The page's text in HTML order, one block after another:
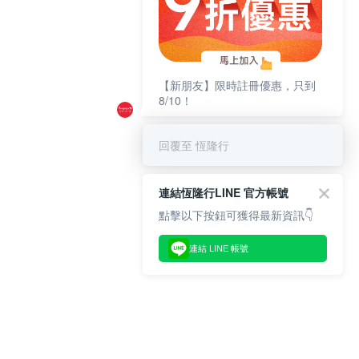
【新朋友】限時註冊優惠，只到
8/10！
回覆至 恆隆行
連結恆隆行LINE 官方帳號
點擊以下按鈕可獲得最新資訊👇
連結 LINE 帳號